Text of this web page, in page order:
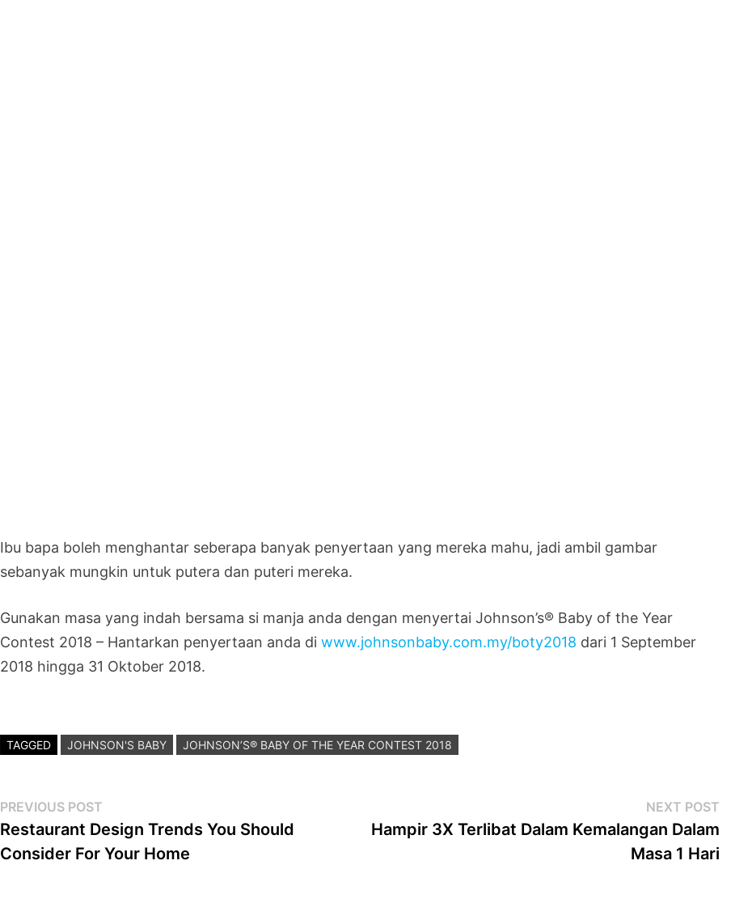
Ibu bapa boleh menghantar seberapa banyak penyertaan yang mereka mahu, jadi ambil gambar
sebanyak mungkin untuk putera dan puteri mereka.
Gunakan masa yang indah bersama si manja anda dengan menyertai Johnson’s® Baby of the Year
Contest 2018 – Hantarkan penyertaan anda diwww.johnsonbaby.com.my/boty2018 dari 1 September
2018 hingga 31 Oktober 2018.
TAGGED JOHNSON'S BABY JOHNSON’S® BABY OF THE YEAR CONTEST 2018
Post
navigation
PREVIOUS POST
post:
Restaurant Design Trends You Should
Consider For Your Home
NEXT POSTNext
Hampir 3X Terlibat Dalam Kemalangan Dalam
Masa 1 Hari